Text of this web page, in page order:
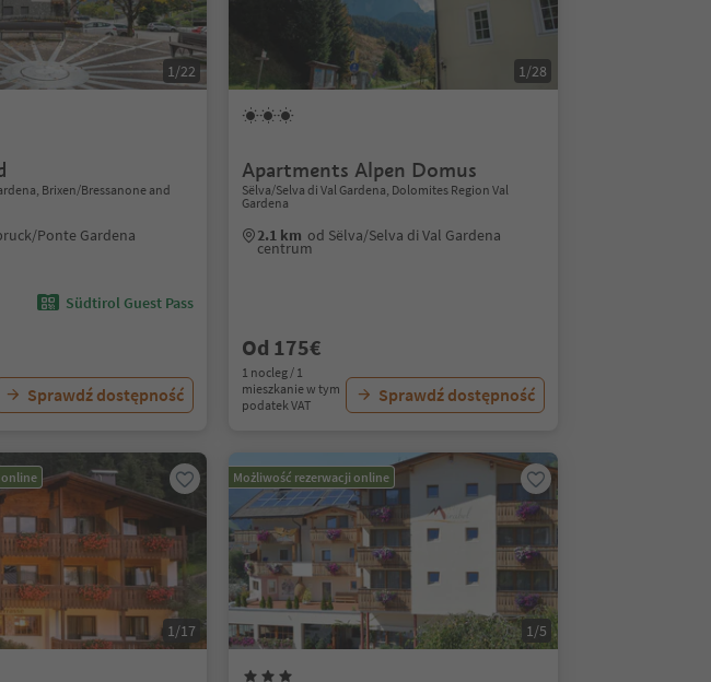
1/22
Brixen/Bressanone and
Ponte Gardena
Südtirol Guest Pass
Sprawdź dostępność
1/28
Apartments Alpen Domus
Sëlva/Selva di Val Gardena, Dolomites Region Val
Gardena
2.1 km od Sëlva/Selva di Val Gardena
centrum
Od 175€
1 nocleg / 1
mieszkanie w tym
podatek VAT
Sprawdź dostępność
online
1/17
Możliwość rezerwacji online
1/5